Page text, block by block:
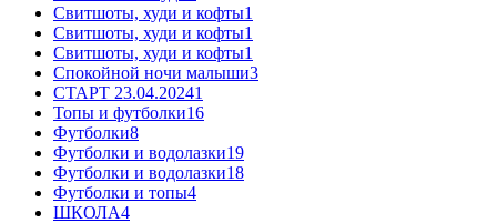
Свитшоты, худи и кофты1
Свитшоты, худи и кофты1
Свитшоты, худи и кофты1
Спокойной ночи малыши3
СТАРТ 23.04.20241
Топы и футболки16
Футболки8
Футболки и водолазки19
Футболки и водолазки18
Футболки и топы4
ШКОЛА4